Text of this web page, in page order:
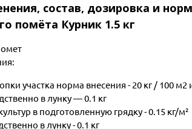
состав, дозировка и
помёта Курник 1.5 кг
участка норма внесения - 20 кг / 100 м2
в лунку — 0.1 кг
в подготовленную грядку - 0.15 кг/м²
в лунку - 0.1 кг